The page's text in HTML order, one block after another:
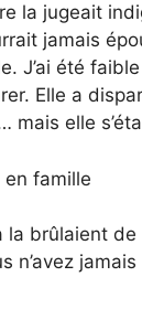
la jugeait
jamais
J’ai été
Elle a
mais elle
en famille
la brûlaient de
n’avez jamais